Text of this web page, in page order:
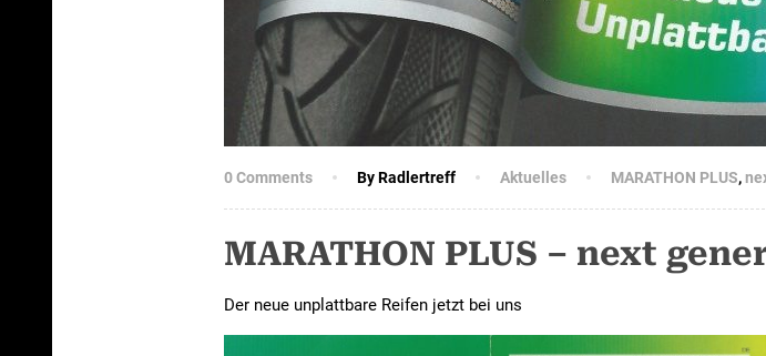
0 Comments By Radlertreff Aktuelles MARATHON PLUS,
MARATHON PLUS – next
Der neue unplattbare Reifen jetzt bei uns